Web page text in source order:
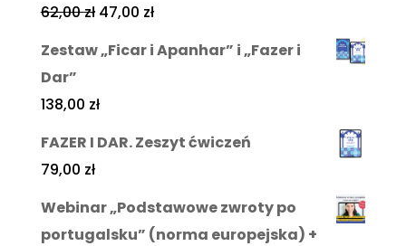
62,00zł 47,00 zł
Zestaw „Ficar i Apanhar” i „Fazer i
Dar”
138,00 zł
FAZER I DAR. Zeszyt ćwiczeń
79,00 zł
Webinar „Podstawowe zwroty po
portugalsku” (norma europejska) +